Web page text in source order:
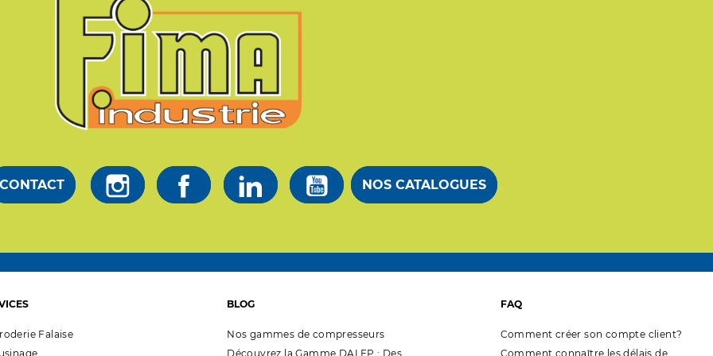
CONTACT NOS CATALOGUES
Falaise
BLOG
Nos gammes de compresseurs
Découvrez la Gamme DALEP : Des
FAQ
Comment créer son compte client?
Comment connaître les délais de